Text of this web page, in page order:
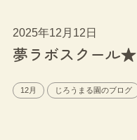
2025年12月12日
夢ラボスクール★
12月 じろうまる園のブログ